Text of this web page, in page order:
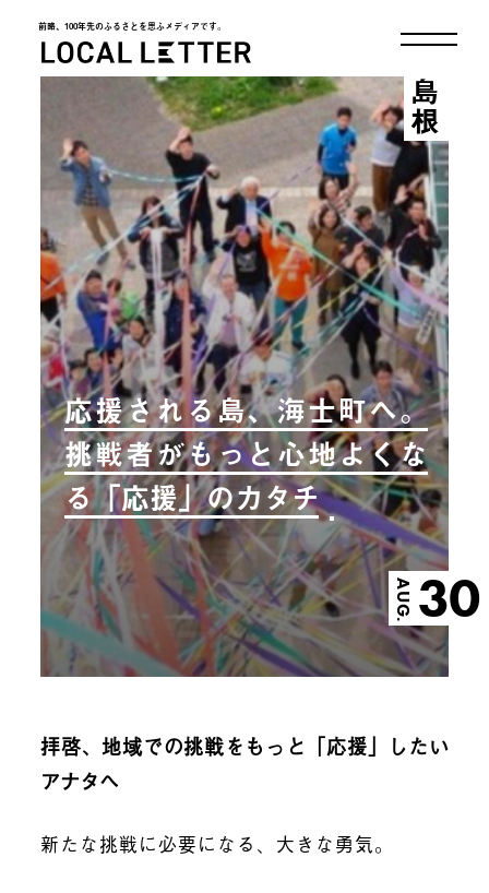
前略、100年先のふるさとを思ふメディアです。
LOCAL LETTER
応援される島、海士町へ。
挑戦者がもっと心地よくな
る「応援」のカタチ
AUG. 30
島根
拝啓、地域での挑戦をもっと「応援」したい
アナタへ
新たな挑戦に必要になる、大きな勇気。